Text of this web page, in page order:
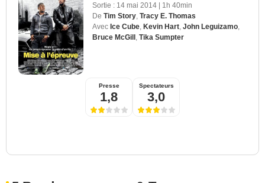
Sortie : 14 mai 2014 | 1h 40min
De Tim Story Tracy E. Thomas
Avec Ice Cube Kevin Hart John Leguizamo
Bruce McGill Tika Sumpter
Presse
1,8
Spectateurs
3,0